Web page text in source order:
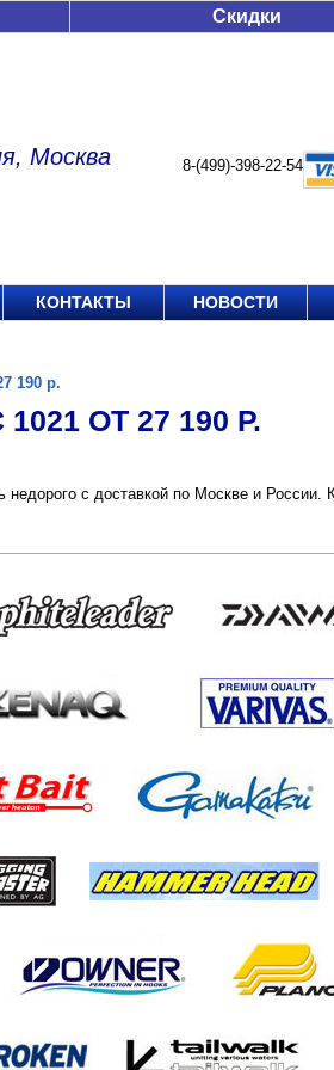
Скидки
Москва 8-(499)-398-22-54
КОНТАКТЫ НОВОСТИ
190 р.
ОТ 27 190 Р.
недорого с доставкой по Москве и